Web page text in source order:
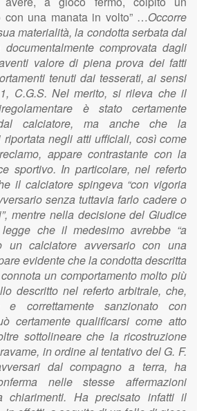
con una manata in volto” …Occorre
materialità, la condotta serbata dal
comprovata dagli
valore di piena prova dei fatti
tenuti dai tesserati, ai sensi
C.G.S. Nel merito, si rileva che il
è stato certamente
calciatore, ma anche che la
negli atti ufficiali, così come
appare contrastante con la
sportivo. In particolare, nel referto
il calciatore spingeva “con vigoria
senza tuttavia farlo cadere o
mentre nella decisione del Giudice
che il medesimo avrebbe “a
un calciatore avversario con una
evidente che la condotta descritta
un comportamento molto più
descritto nel referto arbitrale, che,
e correttamente sanzionato con
certamente qualificarsi come atto
sottolineare che la ricostruzione
in ordine al tentativo del G. F.
dal compagno a terra, ha
nelle stesse affermazioni
chiarimenti. Ha precisato infatti il